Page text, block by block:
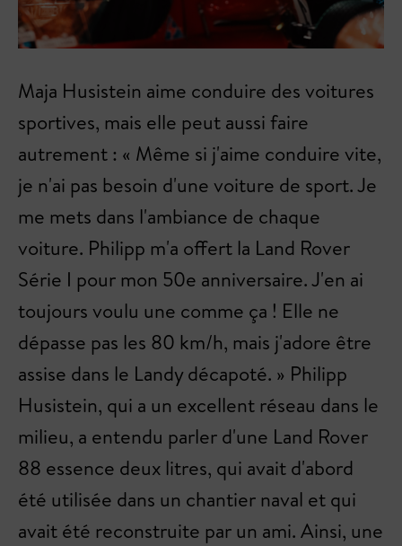
Maja Husistein aime conduire des voitures
sportives, mais elle peut aussi faire
autrement : « Même si j'aime conduire vite,
je n'ai pas besoin d'une voiture de sport. Je
me mets dans l'ambiance de chaque
voiture. Philipp m'a offert la Land Rover
Série I pour mon 50e anniversaire. J'en ai
toujours voulu une comme ça ! Elle ne
dépasse pas les 80 km/h, mais j'adore être
assise dans le Landy décapoté. » Philipp
Husistein, qui a un excellent réseau dans le
milieu, a entendu parler d'une Land Rover
88 essence deux litres, qui avait d'abord
été utilisée dans un chantier naval et qui
avait été reconstruite par un ami. Ainsi, une